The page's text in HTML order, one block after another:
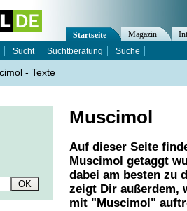
Muscimol
Auf dieser Seite
Muscimol getaggt
dabei am besten zu
zeigt Dir außerdem,
mit " Muscimol "
Startseite Magazin
Sucht Suchtberatung Suche
- Texte